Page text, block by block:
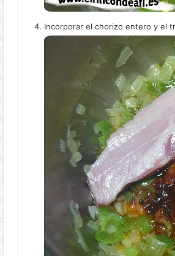
Incorporar el chorizo entero y el